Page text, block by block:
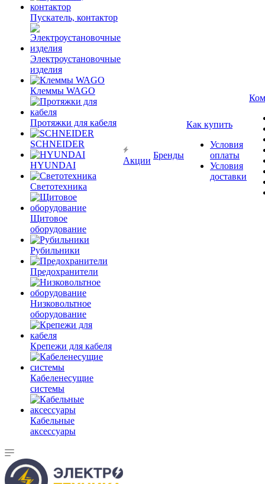
Пускатель, контактор
Электроустановочные
изделия
Клеммы WAGO
Протяжки для кабеля
SCHNEIDER
HYUNDAI
Светотехника
Щитовое
оборудование
Рубильники
Предохранители
Низковольтное
оборудование
Крепежи для кабеля
Кабеленесущие
системы
Кабельные
аксессуары
Акции
Бренды
Как купить
Условия
оплаты
Условия
доставки